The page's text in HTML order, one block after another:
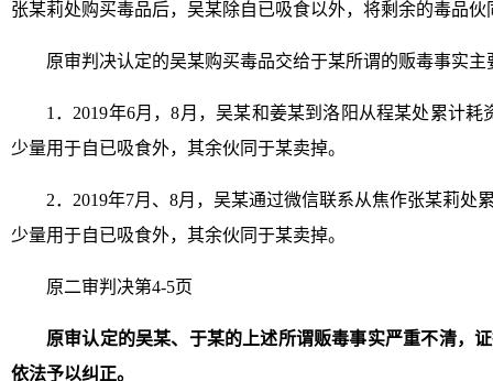
张某莉处购买毒品后，吴某除自已吸食以外，将剩余的毒品伙
原审判决认定的吴某购买毒品交给于某所谓的贩毒事实主
1．2019年6月，8月，吴某和姜某到洛阳从程某处累计耗
少量用于自已吸食外，其余伙同于某卖掉。
2．2019年7月、8月，吴某通过微信联系从焦作张某莉处
少量用于自已吸食外，其余伙同于某卖掉。
原二审判决第4-5页
原审认定的吴某、于某的上述所谓贩毒事实严重不清，
依法予以纠正。